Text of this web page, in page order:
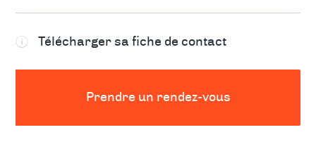
Télécharger sa fiche de contact
Prendre un rendez-vous